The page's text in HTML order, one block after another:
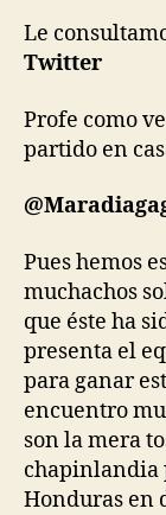
Le
Twitter
Profe como
partido en
Pues hemos
muchachos
que éste ha
presenta el
para ganar
encuentro
son la mera
chapinlandia
Honduras en